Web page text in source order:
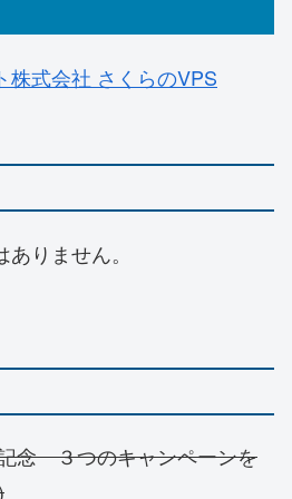
株式会社 さくらのVPS
りません。
念 ３つのキャンペーンを